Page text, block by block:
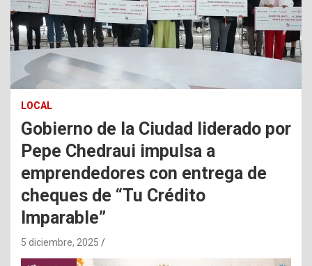
LOCAL
Gobierno de la Ciudad liderado por
Pepe Chedraui impulsa a
emprendedores con entrega de
cheques de “Tu Crédito
Imparable”
5 diciembre, 2025